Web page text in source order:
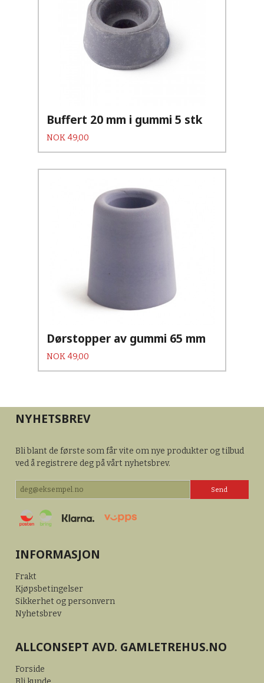
Buffert 20 mm i gummi 5 stk
Pris
NOK 49,00
Dørstopper av gummi 65 mm
Pris
NOK 49,00
NYHETSBREV
Bli blant de første som får vite om nye produkter og tilbud
ved å registrere deg på vårt nyhetsbrev.
INFORMASJON
Frakt
Kjøpsbetingelser
Sikkerhet og personvern
Nyhetsbrev
ALLCONSEPT AVD. GAMLETREHUS.NO
Forside